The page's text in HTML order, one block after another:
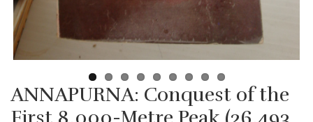
ANNAPURNA: Conquest of the